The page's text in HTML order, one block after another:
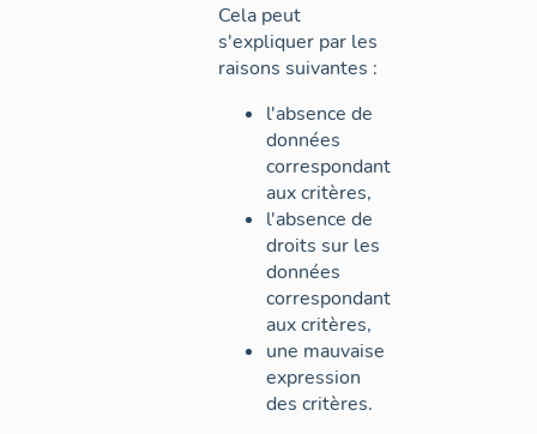
Cela peut
s'expliquer par les
raisons suivantes :
l'absence de
données
correspondant
aux critères,
l'absence de
droits sur les
données
correspondant
aux critères,
une mauvaise
expression
des critères.